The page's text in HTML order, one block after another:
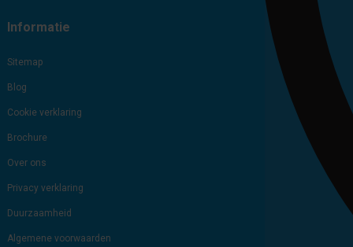
Informatie
Sitemap
Blog
Cookie verklaring
Brochure
Over ons
Privacy verklaring
Duurzaamheid
Algemene voorwaarden